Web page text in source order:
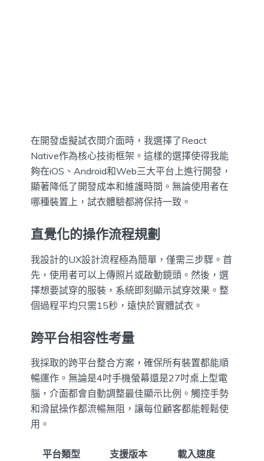
在開發虛擬試衣間介面時，我選擇了React
Native作為核心技術框架。這樣的選擇使得我能
夠在iOS、Android和Web三大平台上進行開發，
顯著降低了開發成本和維護時間。無論使用者在
哪種裝置上，試衣體驗都將保持一致。
直覺化的操作流程規劃
我設計的UX設計流程極為簡單，僅需三步驟。首
先，使用者可以上傳照片或啟動鏡頭。然後，選
擇想要試穿的服裝，系統即刻顯示試穿效果。整
個過程平均只需15秒，遠快於實體試衣。
跨平台相容性考量
我採取的跨平台整合方案，確保所有裝置都能順
暢運作。無論是4吋手機螢幕還是27吋桌上型電
腦，介面都會自動調整最佳顯示比例。觸控手勢
和滑鼠操作都流暢無阻，讓每位顧客都能輕鬆使
用。
平台類型 支援版本 載入速度